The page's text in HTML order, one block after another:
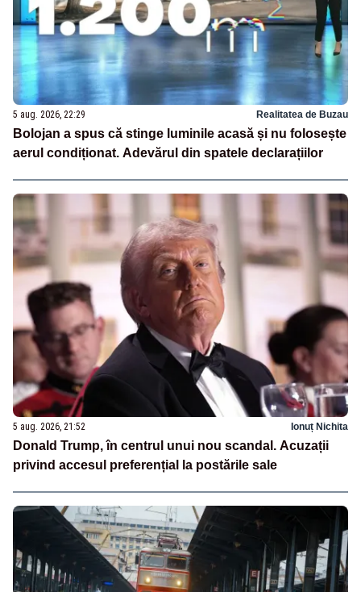
5 aug. 2026, 22:29 Realitatea de Buzau
Bolojan a spus că stinge luminile acasă și nu folosește
aerul condiționat. Adevărul din spatele declarațiilor
5 aug. 2026, 21:52 Ionuț Nichita
Donald Trump, în centrul unui nou scandal. Acuzații
privind accesul preferențial la postările sale